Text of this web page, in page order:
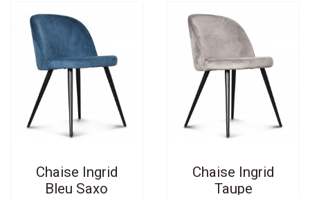
Chaise Ingrid
Bleu Saxo
Chaise Ingrid
Taupe